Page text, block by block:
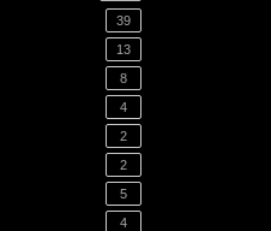
39
13
8
4
2
2
5
4